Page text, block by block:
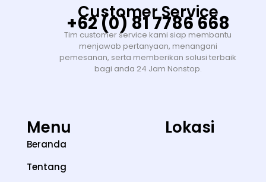
Customer Service
+62 (0) 81 7786 668
Tim customer service kami siap membantu
menjawab pertanyaan, menangani
pemesanan, serta memberikan solusi terbaik
bagi anda 24 Jam Nonstop.
Menu
Beranda
Tentang
Lokasi